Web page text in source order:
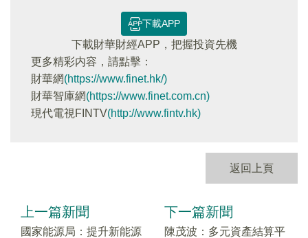
下載APP
下載財華財經APP，把握投資先機
更多精彩内容，請點擊：
財華網(https://www.finet.hk/)
財華智庫網(https://www.finet.com.cn)
現代電視FINTV(http://www.fintv.hk)
返回上頁
上一篇新聞
國家能源局：提升新能源
下一篇新聞
陳茂波：多元資產結算平